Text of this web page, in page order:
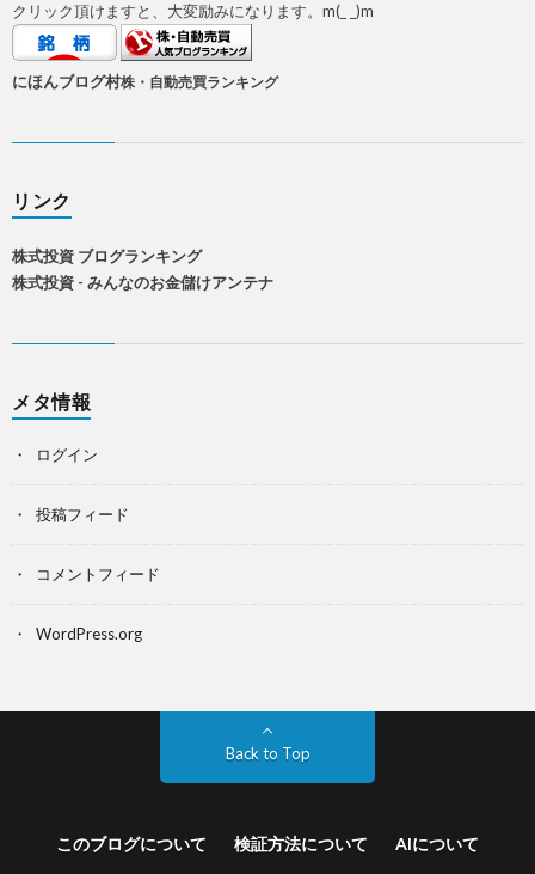
クリック頂けますと、大変励みになります。m(_ _)m
にほんブログ村株・自動売買ランキング
リンク
株式投資 ブログランキング
株式投資 - みんなのお金儲けアンテナ
メタ情報
ログイン
投稿フィード
コメントフィード
WordPress.org
Back to Top
このブログについて 検証方法について AIについて